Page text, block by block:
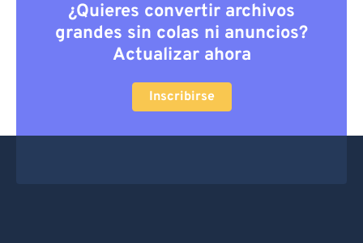
¿Quieres convertir archivos
grandes sin colas ni anuncios?
Actualizar ahora
Inscribirse